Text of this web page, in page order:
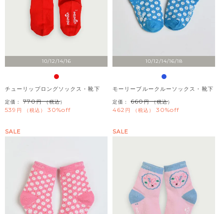
10/12/14/16
チューリップロングソックス・靴下
定価： 770 （税込）
539 税込 30%off
10/12/14/16/18
モーリーブルークルーソックス・靴下
定価： 660 （税込）
462 税込 30%off
SALE SALE